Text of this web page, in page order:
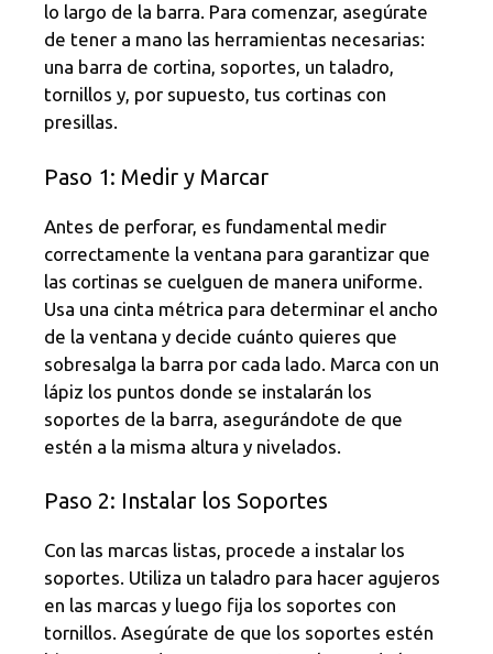
lo largo de la barra. Para comenzar, asegúrate
de tener a mano las herramientas necesarias:
una barra de cortina, soportes, un taladro,
tornillos y, por supuesto, tus cortinas con
presillas.
Paso 1: Medir y Marcar
Antes de perforar, es fundamental medir
correctamente la ventana para garantizar que
las cortinas se cuelguen de manera uniforme.
Usa una cinta métrica para determinar el ancho
de la ventana y decide cuánto quieres que
sobresalga la barra por cada lado. Marca con un
lápiz los puntos donde se instalarán los
soportes de la barra, asegurándote de que
estén a la misma altura y nivelados.
Paso 2: Instalar los Soportes
Con las marcas listas, procede a instalar los
soportes. Utiliza un taladro para hacer agujeros
en las marcas y luego fija los soportes con
tornillos. Asegúrate de que los soportes estén